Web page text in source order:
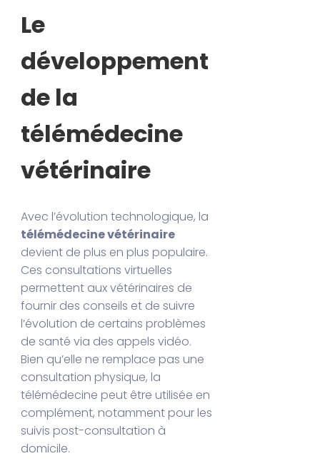
Le
développement
de la
télémédecine
vétérinaire
Avec l’évolution technologique, la
télémédecine vétérinaire
devient de plus en plus populaire.
Ces consultations virtuelles
permettent aux vétérinaires de
fournir des conseils et de suivre
l’évolution de certains problèmes
de santé via des appels vidéo.
Bien qu’elle ne remplace pas une
consultation physique, la
télémédecine peut être utilisée en
complément, notamment pour les
suivis post-consultation à
domicile.